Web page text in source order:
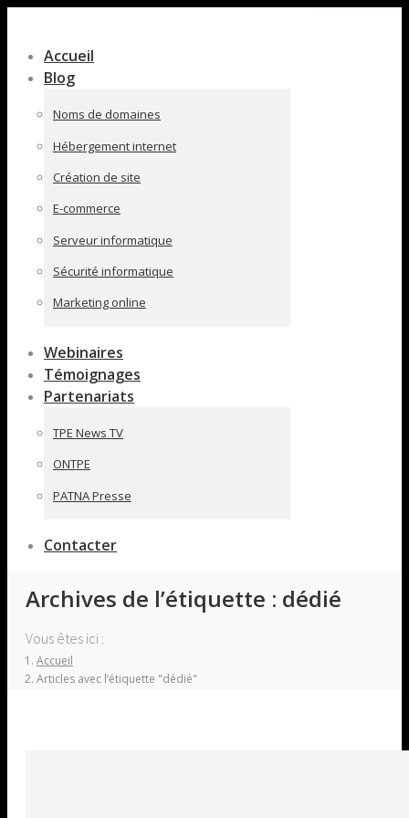
pleine
largeur
Accueil
Blog
Noms de domaines
Hébergement internet
Création de site
E-commerce
Serveur informatique
Sécurité informatique
Marketing online
Webinaires
Témoignages
Partenariats
TPE News TV
ONTPE
PATNA Presse
Contacter
Archives de l’étiquette : dédié
Vous êtes ici :
Accueil
Articles avec l’étiquette "dédié"